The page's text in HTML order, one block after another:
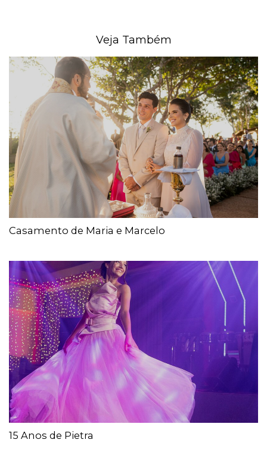
Veja Também
Casamento de Maria e Marcelo
15 Anos de Pietra